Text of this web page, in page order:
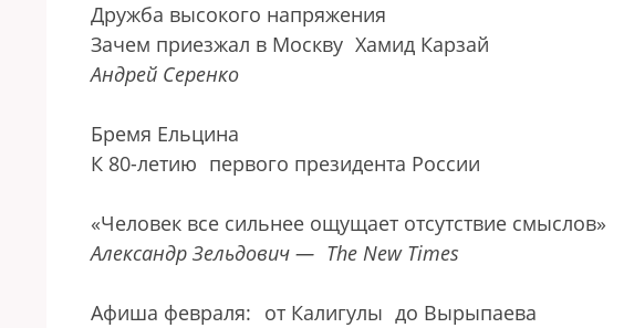
Дружба высокого напряжения
Зачем приезжал в Москву Хамид Карзай
Андрей Серенко
Бремя Ельцина
К 80-летию первого президента России
«Человек все сильнее ощущает отсутствие смыслов»
Александр Зельдович — The New Times
Афиша февраля: от Калигулы до Вырыпаева